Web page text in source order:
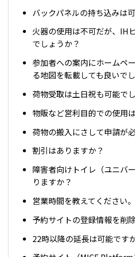
バックパネルの持ち込みは
火器の使用は不可だが、IH
でしょうか？
参加者への案内にホームペ
る地図を転載しても良いで
荷物受取は土日祝も可能で
物販など営利目的での使用
荷物の搬入にさして申請が
割引はありますか？
障害者向けトイレ（ユニバ
りますか？
営業時間を教えてください。
予約サイトの登録情報を削除
22時以降の延長は可能です